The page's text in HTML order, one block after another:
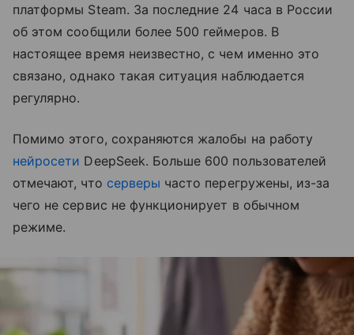
платформы Steam. За последние 24 часа в России
об этом сообщили более 500 геймеров. В
настоящее время неизвестно, с чем именно это
связано, однако такая ситуация наблюдается
регулярно.
Помимо этого, сохраняются жалобы на работу
нейросети DeepSeek. Больше 600 пользователей
отмечают, что серверы часто перегружены, из-за
чего не сервис не функционирует в обычном
режиме.